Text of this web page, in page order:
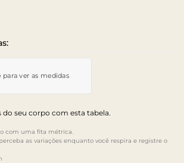
para ver as medidas
seu corpo com esta tabela.
com uma fita métrica.
as variações enquanto você respira e registre o